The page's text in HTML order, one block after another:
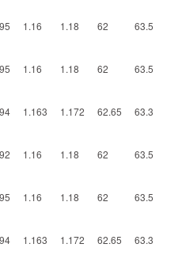
1.16 1.18 62 63.5
1.16 1.18 62 63.5
1.163 1.172 62.65 63.3
1.16 1.18 62 63.5
1.16 1.18 62 63.5
1.163 1.172 62.65 63.3